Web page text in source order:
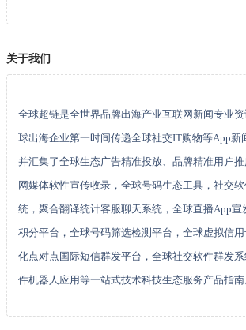
关于我们
全球超链是全世界品牌出海产业互联网新闻专业
球出海企业第一时间传递全球社交IT购物等App新
并汇集了全球生态广告精准投放、品牌精准用户
网媒体软性宣传收录，全球号码生态工具，社交
统，聚合翻译统计客服聊天系统，全球直播App宣
积分平台，全球号码筛选检测平台，全球虚拟信
化点对点国际短信群发平台，全球社交软件群发
件机器人应用等一站式技术科技生态服务产品指南